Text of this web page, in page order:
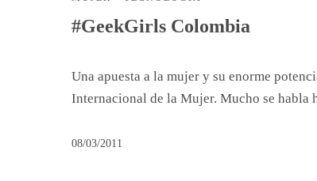
#GeekGirls Colombia
Una apuesta a la mujer y su enorme
Internacional de la Mujer. Mucho se
08/03/2011